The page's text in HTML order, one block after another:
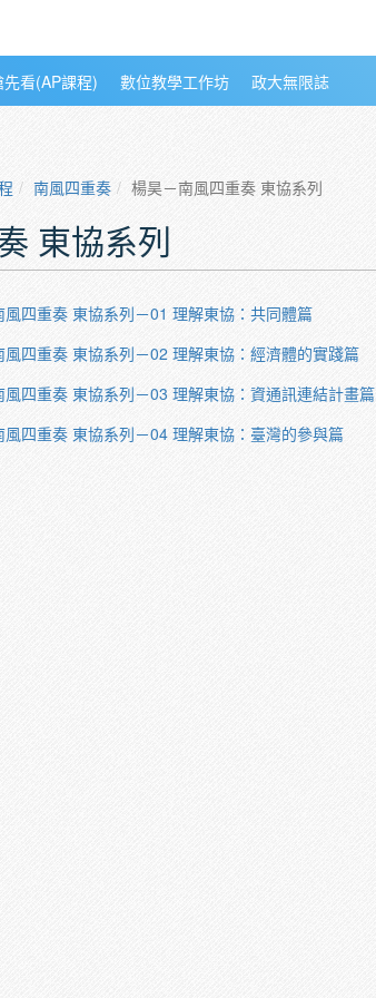
看(AP課程) 數位教學工作坊 政大無限誌
南風四重奏 楊昊－南風四重奏 東協系列
東協系列
四重奏 東協系列－01 理解東協：共同體篇
四重奏 東協系列－02 理解東協：經濟體的實踐篇
四重奏 東協系列－03 理解東協：資通訊連結計畫篇
四重奏 東協系列－04 理解東協：臺灣的參與篇